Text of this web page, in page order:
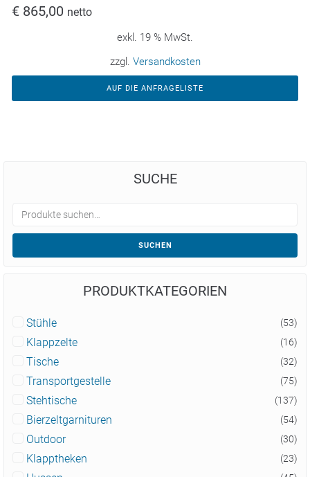
€ 865,00 netto
exkl. 19 % MwSt.
zzgl. Versandkosten
AUF DIE ANFRAGELISTE
SUCHE
SUCHEN
PRODUKTKATEGORIEN
Stühle (53)
Klappzelte (16)
Tische (32)
Transportgestelle (75)
Stehtische (137)
Bierzeltgarnituren (54)
Outdoor (30)
Klapptheken (23)